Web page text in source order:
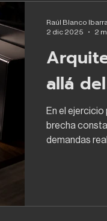
redefiniendo
allá
En el
brecha
demandas
Raúl Blanco Ibarra
2 dic 2025
2